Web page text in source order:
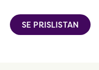
SE PRISLISTAN